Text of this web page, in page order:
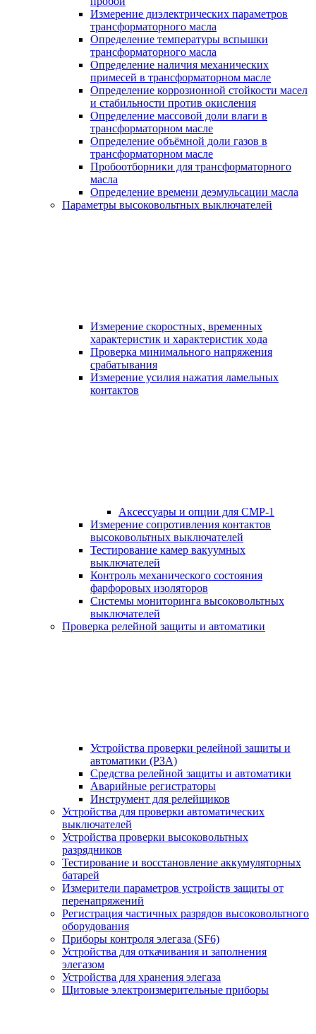
Измерение диэлектрических параметров
трансформаторного масла
Определение температуры вспышки
трансформаторного масла
Определение наличия механических
примесей в трансформаторном масле
Определение коррозионной стойкости масел
и стабильности против окисления
Определение массовой доли влаги в
трансформаторном масле
Определение объёмной доли газов в
трансформаторном масле
Пробоотборники для трансформаторного
масла
Определение времени деэмульсации масла
Параметры высоковольтных выключателей
Измерение скоростных, временных
характеристик и характеристик хода
Проверка минимального напряжения
срабатывания
Измерение усилия нажатия ламельных
контактов
Аксессуары и опции для СМР-1
Измерение сопротивления контактов
высоковольтных выключателей
Тестирование камер вакуумных
выключателей
Контроль механического состояния
фарфоровых изоляторов
Системы мониторинга высоковольтных
выключателей
Проверка релейной защиты и автоматики
Устройства проверки релейной защиты и
автоматики (РЗА)
Средства релейной защиты и автоматики
Аварийные регистраторы
Инструмент для релейщиков
Устройства для проверки автоматических
выключателей
Устройства проверки высоковольтных
разрядников
Тестирование и восстановление аккумуляторных
батарей
Измерители параметров устройств защиты от
перенапряжений
Регистрация частичных разрядов высоковольтного
оборудования
Приборы контроля элегаза (SF6)
Устройства для откачивания и заполнения
элегазом
Устройства для хранения элегаза
Щитовые электроизмерительные приборы